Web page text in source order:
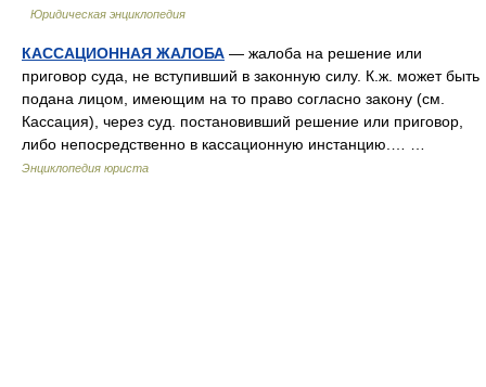
Юридическая энциклопедия
КАССАЦИОННАЯ ЖАЛОБА — жалоба на решение или
приговор суда, не вступивший в законную силу. К.ж. может быть
подана лицом, имеющим на то право согласно закону (см.
Кассация), через суд. постановивший решение или приговор,
либо непосредственно в кассационную инстанцию.… …
Энциклопедия юриста